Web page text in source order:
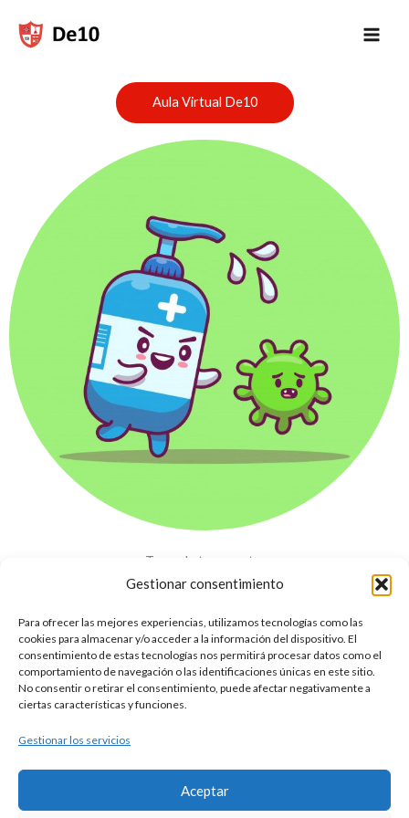
Gestionar consentimiento
Para ofrecer las mejores experiencias, utilizamos tecnologías como las
cookies para almacenar y/o acceder a la información del dispositivo. El
consentimiento de estas tecnologías nos permitirá procesar datos como el
comportamiento de navegación o las identificaciones únicas en este sitio.
No consentir o retirar el consentimiento, puede afectar negativamente a
ciertas características y funciones.
Gestionar los servicios
Aceptar
Aula Virtual De10
– Toma de temperatura
– Mascarilla opcional
– Aulas con ventilación y distancia de seguridad
– Desinfección de cada puesto de estudio al finalizar cada clase.